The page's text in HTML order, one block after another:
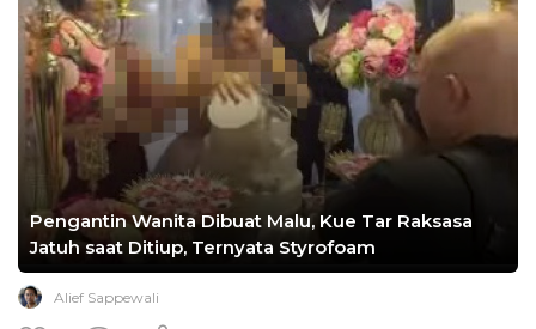
Pengantin Wanita Dibuat Malu, Kue Tar Raksasa
Jatuh saat Ditiup, Ternyata Styrofoam
Alief Sappewali